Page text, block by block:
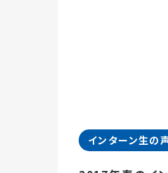
インターン生の